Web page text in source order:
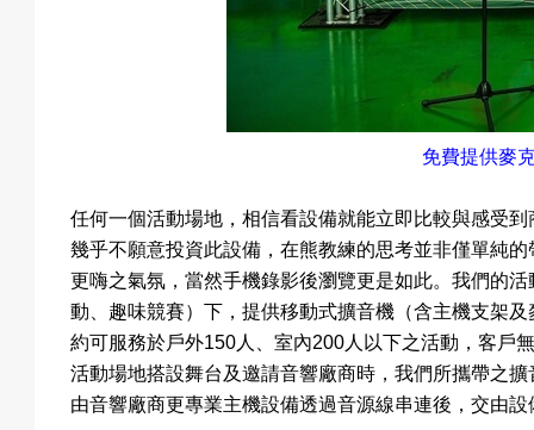
免費提供麥
任何一個活動場地，相信看設備就能立即比較與感受
幾乎不願意投資此設備，在熊教練的思考並非僅單純
更嗨之氣氛，當然手機錄影後瀏覽更是如此。我們的
動、趣味競賽）下，提供移動式擴音機（含主機支架
約可服務於戶外150人 、室內200人以下之活動，客戶
活動場地搭設舞台及邀請音響廠商時，我們所攜帶之
由音響廠商更專業主機設備透過音源線串連後，交由